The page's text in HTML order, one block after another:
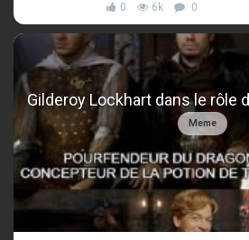
0 6k 0
Gilderoy Lockhart dans le rôle
Meme